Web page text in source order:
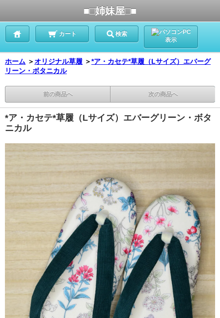
■□姉妹屋□■
カート 検索
PC
表示
ホーム ＞オリジナル草履 ＞*ア・カセテ*草履（Lサイズ）エバーグ
リーン・ボタニカル
前の商品へ 次の商品へ
*ア・カセテ*草履（Lサイズ）エバーグリーン・ボタ
ニカル